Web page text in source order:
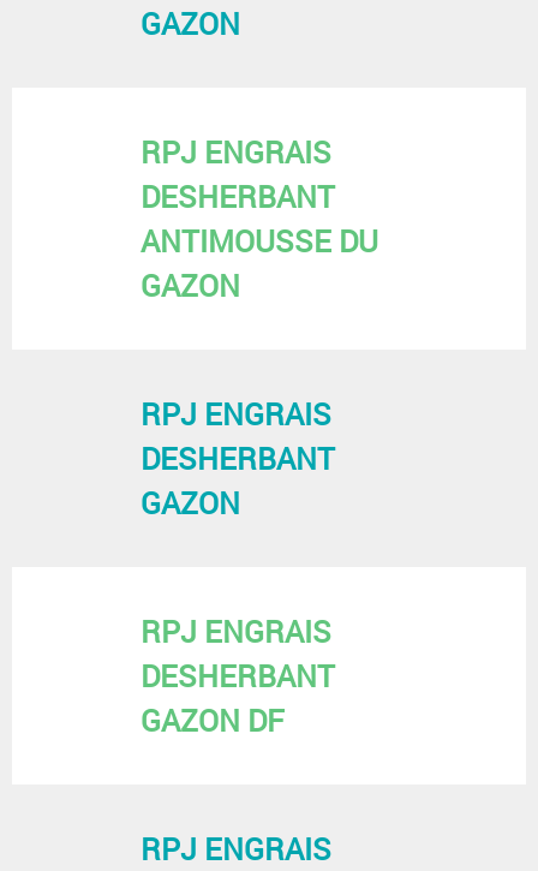
GAZON
RPJ ENGRAIS
DESHERBANT
ANTIMOUSSE DU
GAZON
RPJ ENGRAIS
DESHERBANT
GAZON
RPJ ENGRAIS
DESHERBANT
GAZON DF
RPJ ENGRAIS